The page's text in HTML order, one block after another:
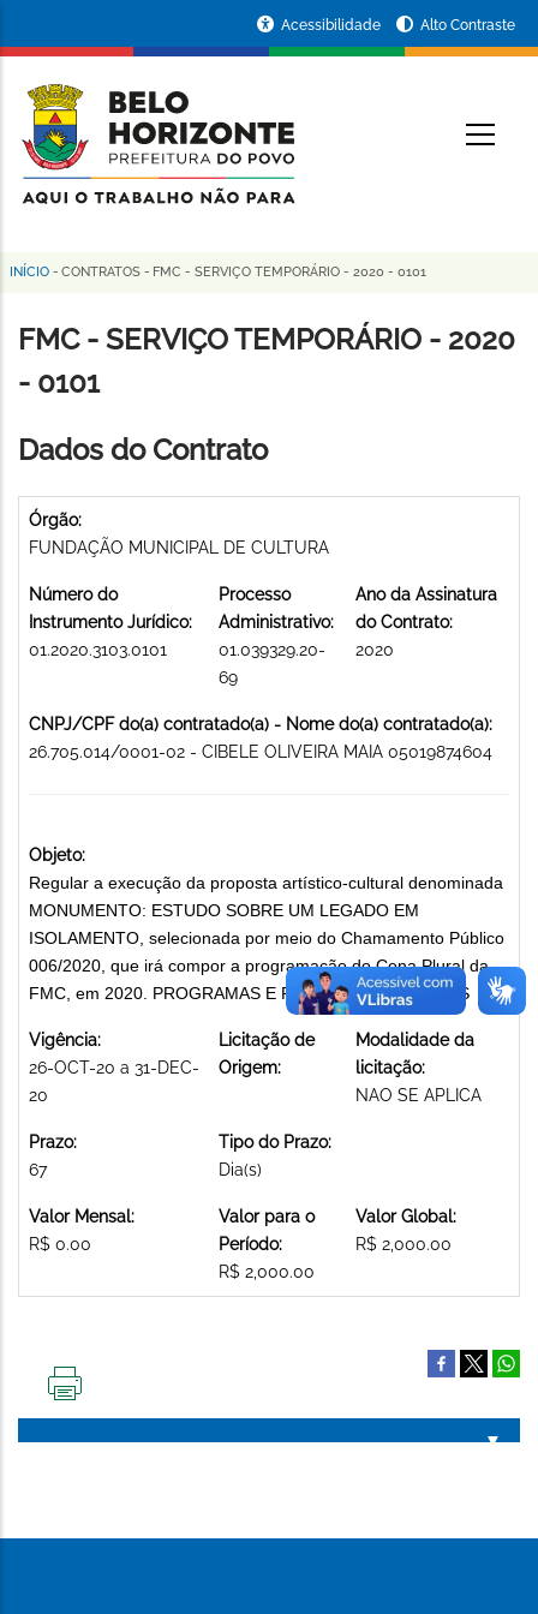
conteúdo
principal
da
Prefeitura
de
Horizonte
Acessibilidade Alto Contraste
Trilha
de
navegação
INÍCIO - CONTRATOS - FMC - SERVIÇO TEMPORÁRIO - 2020 - 0101
FMC - SERVIÇO TEMPORÁRIO - 2020
- 0101
Dados do Contrato
Órgão:
FUNDAÇÃO MUNICIPAL DE CULTURA
Número do
Instrumento Jurídico:
01.2020.3103.0101
Processo
Administrativo:
01.039329.20-
69
Ano da Assinatura
do Contrato:
2020
CNPJ/CPF do(a) contratado(a) - Nome do(a) contratado(a):
26.705.014/0001-02 - CIBELE OLIVEIRA MAIA 05019874604
Objeto:
Regular a execução da proposta artístico-cultural denominada
MONUMENTO: ESTUDO SOBRE UM LEGADO EM
ISOLAMENTO, selecionada por meio do Chamamento Público
006/2020, que irá compor a programação do Cena Plural da
FMC, em 2020. PROGRAMAS E PROJETOS CULTURAIS
Vigência:
26-OCT-20 a 31-DEC-
20
Licitação de
Origem:
Modalidade da
licitação:
NAO SE APLICA
Prazo:
67
Tipo do Prazo:
Dia(s)
Valor Mensal:
R$ 0.00
Valor para o
Período:
R$ 2,000.00
Valor Global:
R$ 2,000.00
PÁGINA